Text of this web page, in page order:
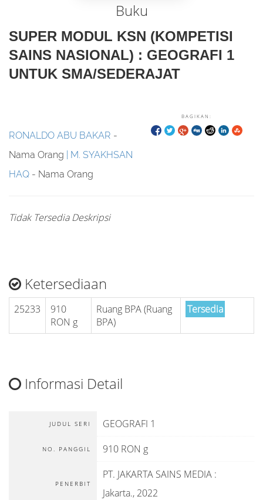
Buku
SUPER MODUL KSN (KOMPETISI
SAINS NASIONAL) : GEOGRAFI 1
UNTUK SMA/SEDERAJAT
BAGIKAN:
RONALDO ABU BAKAR -
Nama Orang
M. SYAKHSAN
HAQ - Nama Orang
Tidak Tersedia Deskripsi
Ketersediaan
25233
910
RON g
Ruang BPA (Ruang
BPA)
Tersedia
Informasi Detail
JUDUL SERI GEOGRAFI 1
NO. PANGGIL 910 RON g
PENERBIT
PT. JAKARTA SAINS MEDIA :
Jakarta., 2022